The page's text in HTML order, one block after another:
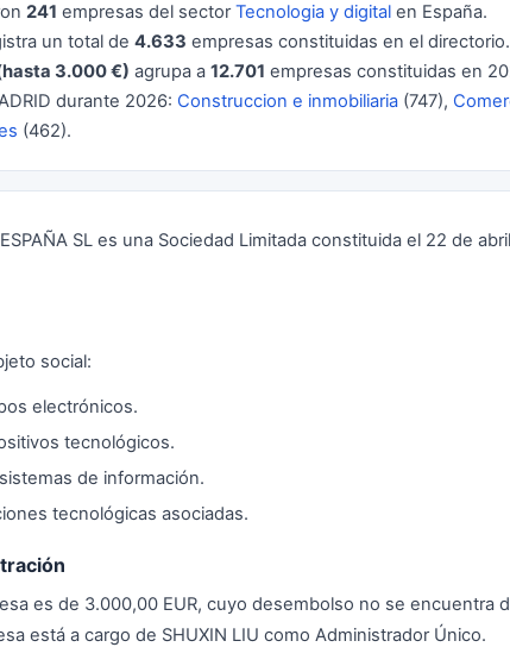
241 empresas del sectorTecnologia y digital en España.
un total de 4.633 empresas constituidas en el directorio.
3.000 €) agrupa a 12.701 empresas constituidas en
durante 2026: Construccion e inmobiliaria (747),
(462).
ESPAÑA SL es una Sociedad Limitada constituida el 22 de
social:
electrónicos.
tecnológicos.
de información.
tecnológicas asociadas.
es de 3.000,00 EUR, cuyo desembolso no se encuentra
está a cargo de SHUXIN LIU como Administrador Único.